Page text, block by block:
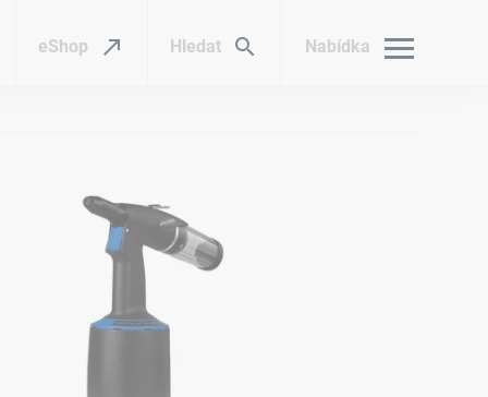
eShop Hledat Nabídka